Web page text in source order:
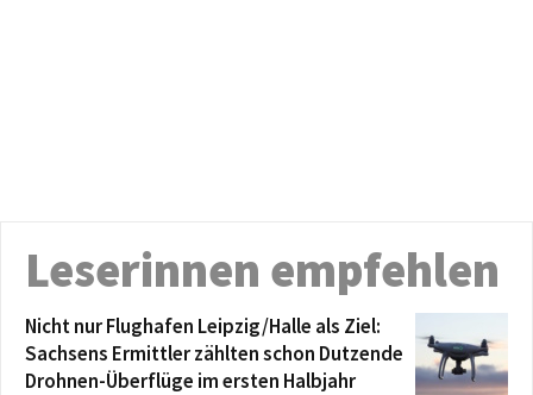
Leserinnen empfehlen
Nicht nur Flughafen Leipzig/Halle als Ziel:
Sachsens Ermittler zählten schon Dutzende
Drohnen-Überflüge im ersten Halbjahr